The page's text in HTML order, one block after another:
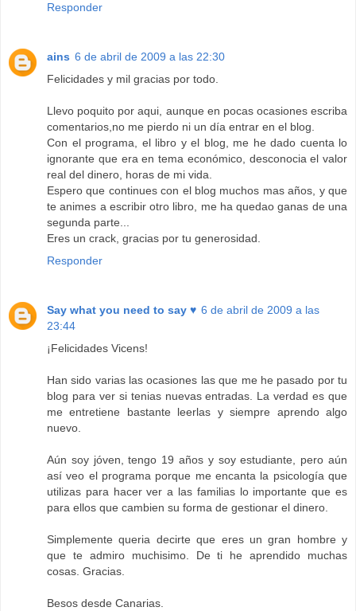
Responder
ains 6 de abril de 2009 a las 22:30
Felicidades y mil gracias por todo.
Llevo poquito por aqui, aunque en pocas ocasiones escriba
comentarios,no me pierdo ni un día entrar en el blog.
Con el programa, el libro y el blog, me he dado cuenta lo
ignorante que era en tema económico, desconocia el valor
real del dinero, horas de mi vida.
Espero que continues con el blog muchos mas años, y que
te animes a escribir otro libro, me ha quedao ganas de una
segunda parte...
Eres un crack, gracias por tu generosidad.
Responder
Say what you need to say ♥ 6 de abril de 2009 a las
23:44
¡Felicidades Vicens!
Han sido varias las ocasiones las que me he pasado por tu
blog para ver si tenias nuevas entradas. La verdad es que
me entretiene bastante leerlas y siempre aprendo algo
nuevo.
Aún soy jóven, tengo 19 años y soy estudiante, pero aún
así veo el programa porque me encanta la psicología que
utilizas para hacer ver a las familias lo importante que es
para ellos que cambien su forma de gestionar el dinero.
Simplemente queria decirte que eres un gran hombre y
que te admiro muchisimo. De ti he aprendido muchas
cosas. Gracias.
Besos desde Canarias.